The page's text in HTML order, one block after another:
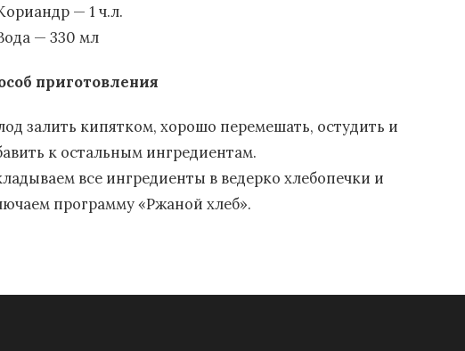
— 1 ч.л.
— 330 мл
приготовления
залить кипятком, хорошо перемешать, остудить и
к остальным ингредиентам.
все ингредиенты в ведерко хлебопечки и
программу «Ржаной хлеб».